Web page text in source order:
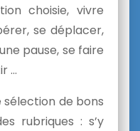
choisie, vivre
se déplacer,
pause, se faire
…
sélection de bons
rubriques : s’y